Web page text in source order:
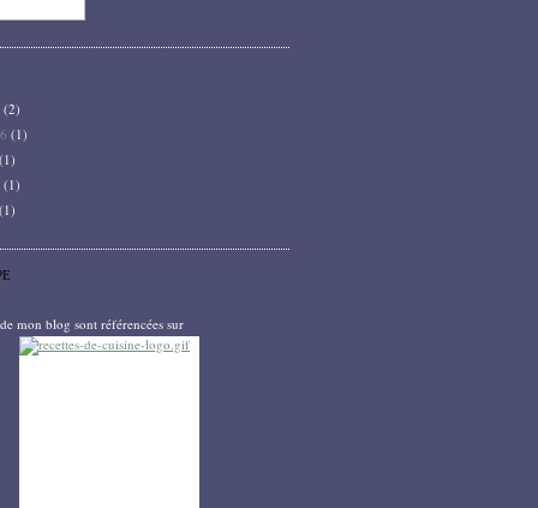
(2)
(1)
(1)
(1)
(1)
mon blog sont référencées sur